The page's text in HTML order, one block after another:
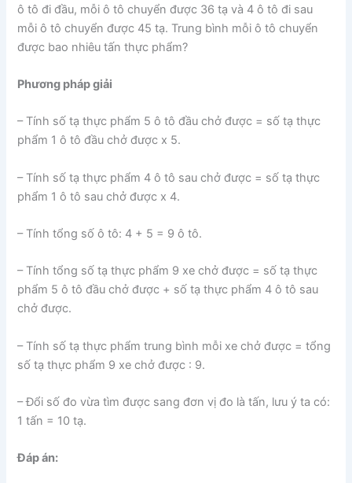
ô tô đi đầu, mỗi ô tô chuyển được 36 tạ và 4 ô tô đi sau
mỗi ô tô chuyển được 45 tạ. Trung bình mỗi ô tô chuyển
được bao nhiêu tấn thực phẩm?
Phương pháp giải
– Tính số tạ thực phẩm 5 ô tô đầu chở được = số tạ thực
phẩm 1 ô tô đầu chở được x 5.
– Tính số tạ thực phẩm 4 ô tô sau chở được = số tạ thực
phẩm 1 ô tô sau chở được x 4.
– Tính tổng số ô tô: 4 + 5 = 9 ô tô.
– Tính tổng số tạ thực phẩm 9 xe chở được = số tạ thực
phẩm 5 ô tô đầu chở được + số tạ thực phẩm 4 ô tô sau
chở được.
– Tính số tạ thực phẩm trung bình mỗi xe chở được = tổng
số tạ thực phẩm 9 xe chở được : 9.
– Đổi số đo vừa tìm được sang đơn vị đo là tấn, lưu ý ta có:
1 tấn = 10 tạ.
Đáp án: